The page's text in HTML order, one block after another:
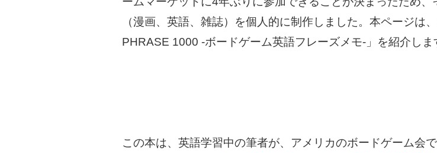
（漫画、英語、雑誌）を個人的に制作しました。本ページは
PHRASE 1000 -ボードゲーム英語フレーズメモ-」を紹介しま
この本は、英語学習中の筆者が、アメリカのボードゲーム会